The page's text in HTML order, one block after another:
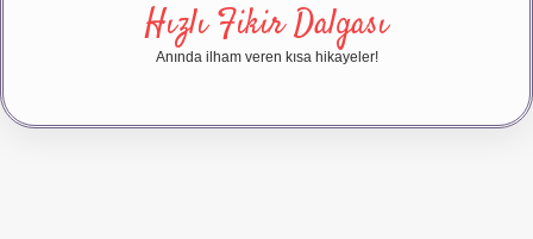
Hızlı Fikir Dalgası
Anında ilham veren kısa hikayeler!